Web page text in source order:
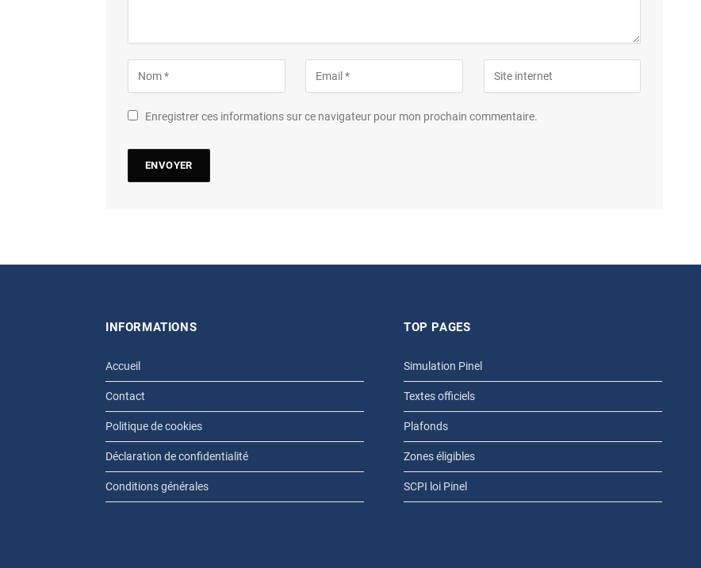
Enregistrer ces informations sur ce navigateur pour mon prochain commentaire.
INFORMATIONS
Accueil
Contact
Politique de cookies
Déclaration de confidentialité
Conditions générales
TOP PAGES
Simulation Pinel
Textes officiels
Plafonds
Zones éligibles
SCPI loi Pinel